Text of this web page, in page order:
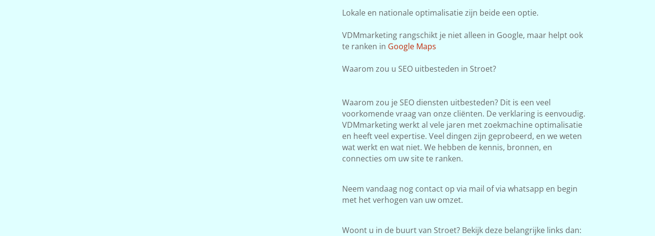
Lokale en nationale optimalisatie zijn beide een optie.
VDMmarketing rangschikt je niet alleen in Google, maar helpt ook
te ranken in Google Maps
Waarom zou u SEO uitbesteden in Stroet?
Waarom zou je SEO diensten uitbesteden? Dit is een veel
voorkomende vraag van onze cliënten. De verklaring is eenvoudig.
VDMmarketing werkt al vele jaren met zoekmachine optimalisatie
en heeft veel expertise. Veel dingen zijn geprobeerd, en we weten
wat werkt en wat niet. We hebben de kennis, bronnen, en
connecties om uw site te ranken.
Neem vandaag nog contact op via mail of via whatsapp en begin
met het verhogen van uw omzet.
Woont u in de buurt van Stroet? Bekijk deze belangrijke links dan: